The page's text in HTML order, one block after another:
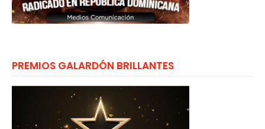
PREMIOS GALARDÓN BRILLANTES